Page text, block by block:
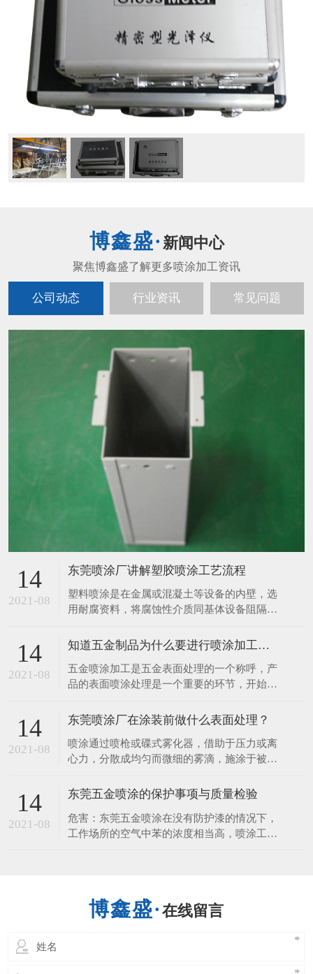
新闻中心
公司动态 行业资讯 常见问题
14
2021-08
东莞喷涂厂讲解塑胶喷涂工艺流程
塑料喷涂是在金属或混凝土等设备的内壁，选
用耐腐资料，将腐蚀性介质同基体设备阻隔，
料资料不同分胶泥防腐布料、砖板防腐布料、
橡胶防腐布料、塑料防腐布料、玻璃钢防腐布
料几大类，塑料喷涂多用于化工设备的防腐
蚀。​下面，一起来听听东莞喷涂厂讲解塑胶喷
14
2021-08
知道五金制品为什么要进行喷涂加工吗？
五金喷涂加工是五金表面处理的一个称呼，产
品的表面喷涂处理是一个重要的环节，开始想
护到产品，使产品不易生锈、耐 磨、使用时
间长等，接下来由五金喷涂厂来给您讲讲五金
表面喷涂的性能和作用。 1、保护的作用 涂层
可以保护好金属、五金、钢材、
14
2021-08
东莞喷涂厂在涂装前做什么表面处理？
喷涂通过喷枪或碟式雾化器，借助于压力或离
心力，分散成均匀而微细的雾滴，施涂于被涂
气喷涂、静电喷涂以及上述基本喷涂形式的各
喷涂、自动喷涂、多组喷涂等。 东莞喷涂厂
说表面处理是在基体材料表面上人工形成
14
2021-08
东莞五金喷涂的保护事项与质量检验
危害：东莞五金喷涂在没有防护漆的情况下，
工作场所的空气中苯的浓度相当高，喷涂工人
喷涂，能溶解脂肪的皮肤，造成皮肤干燥，发
在线留言